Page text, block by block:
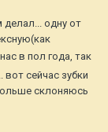
одну от
в пол года, так
сейчас зубки
склоняюсь